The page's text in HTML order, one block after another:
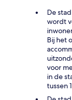
De
wordt
Bij het
voor
in de
tussen